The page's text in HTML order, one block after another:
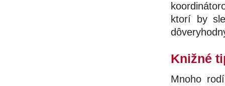
ktorí by
Knižné
Mnoho